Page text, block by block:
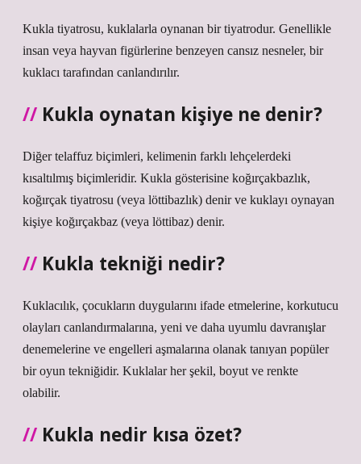
Kukla tiyatrosu, kuklalarla oynanan bir tiyatrodur. Genellikle
insan veya hayvan figürlerine benzeyen cansız nesneler, bir
kuklacı tarafından canlandırılır.
Kukla oynatan kişiye ne denir?
Diğer telaffuz biçimleri, kelimenin farklı lehçelerdeki
kısaltılmış biçimleridir. Kukla gösterisine koğırçakbazlık,
koğırçak tiyatrosu (veya löttibazlık) denir ve kuklayı oynayan
kişiye koğırçakbaz (veya löttibaz) denir.
Kukla tekniği nedir?
Kuklacılık, çocukların duygularını ifade etmelerine, korkutucu
olayları canlandırmalarına, yeni ve daha uyumlu davranışlar
denemelerine ve engelleri aşmalarına olanak tanıyan popüler
bir oyun tekniğidir. Kuklalar her şekil, boyut ve renkte
olabilir.
Kukla nedir kısa özet?